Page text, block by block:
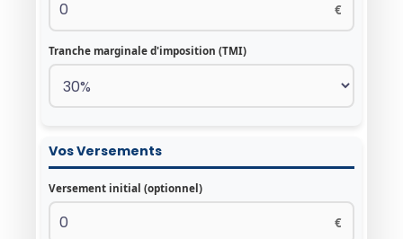
€
Tranche marginale d'imposition (TMI)
Vos Versements
Versement initial (optionnel)
€